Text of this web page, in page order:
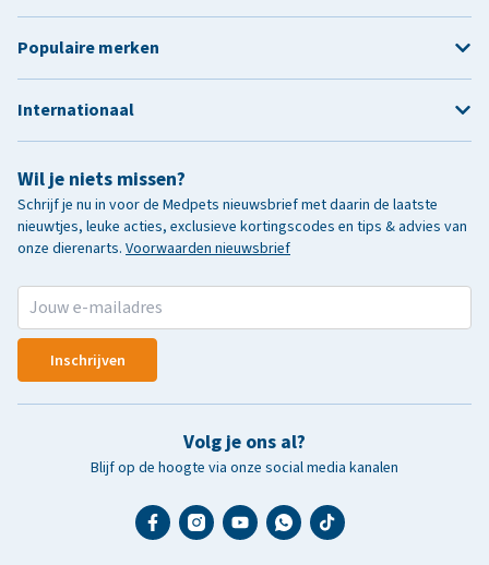
Wil je niets missen?
Schrijf je nu in voor de Medpets nieuwsbrief met daarin de laatste
nieuwtjes, leuke acties, exclusieve kortingscodes en tips & advies van
onze dierenarts. Voorwaarden nieuwsbrief
Inschrijven
Volg je ons al?
Blijf op de hoogte via onze social media kanalen
Populaire merken
Internationaal